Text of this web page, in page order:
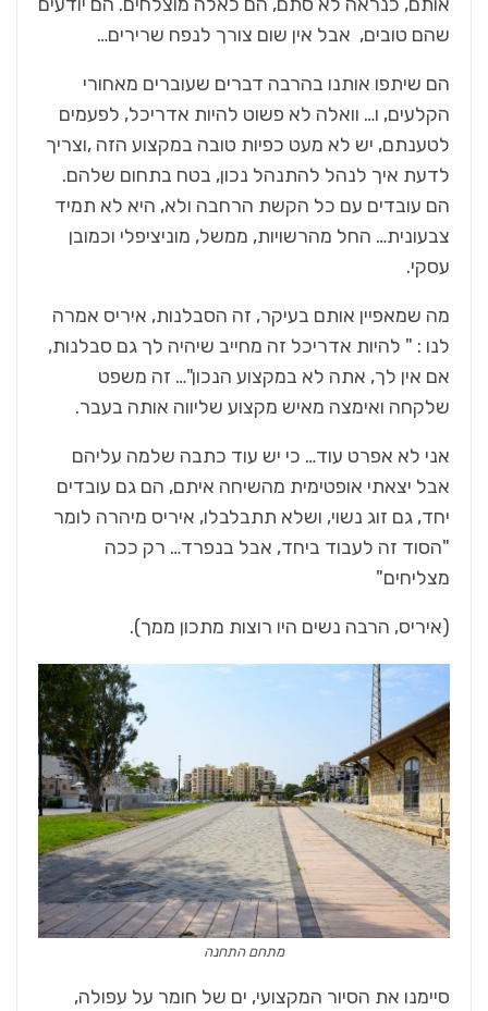
שהם טובים, אבל אין שום צורך לנפח שרירים…
הם שיתפו אותנו בהרבה דברים שעוברים מאחורי
הקלעים, ו… וואלה לא פשוט להיות אדריכל, לפעמים
לטענתם, יש לא מעט כפיות טובה במקצוע הזה ,וצריך
לדעת איך לנהל להתנהל נכון, בטח בתחום שלהם.
הם עובדים עם כל הקשת הרחבה ולא, היא לא תמיד
צבעונית… החל מהרשויות, ממשל, מוניציפלי וכמובן
עסקי.
מה שמאפיין אותם בעיקר, זה הסבלנות, איריס אמרה
לנו : " להיות אדריכל זה מחייב שיהיה לך גם סבלנות,
אם אין לך, אתה לא במקצוע הנכון"… זה משפט
שלקחה ואימצה מאיש מקצוע שליווה אותה בעבר.
אני לא אפרט עוד… כי יש עוד כתבה שלמה עליהם
אבל יצאתי אופטימית מהשיחה איתם, הם גם עובדים
יחד, גם זוג נשוי, ושלא תתבלבלו, איריס מיהרה לומר
"הסוד זה לעבוד ביחד, אבל בנפרד… רק ככה
מצליחים"
(איריס, הרבה נשים היו רוצות מתכון ממך).
מתחם התחנה
סיימנו את הסיור המקצועי, ים של חומר על עפולה,